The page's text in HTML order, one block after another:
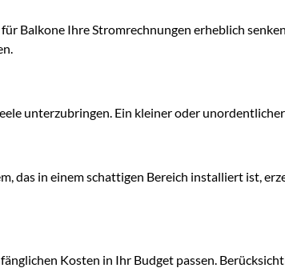
Balkone Ihre Stromrechnungen erheblich
unterzubringen. Ein kleiner oder
das in einem schattigen Bereich installiert ist,
Kosten in Ihr Budget passen.